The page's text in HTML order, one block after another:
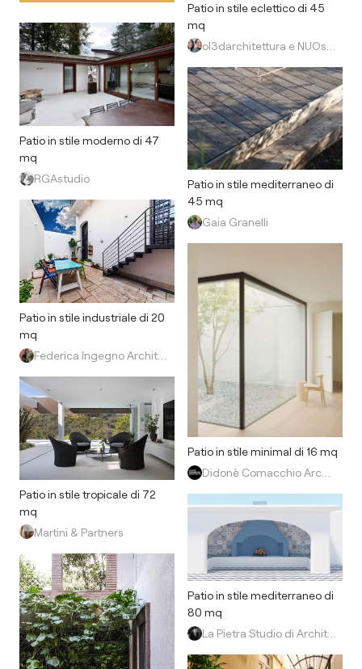
Patio in stile moderno di 47
mq
RGAstudio
Patio in stile industriale di 20
mq
Patio in stile tropicale di 72
mq
Martini & Partners
Patio in stile eclettico di 45
mq
Patio in stile mediterraneo di
45 mq
Gaia Granelli
Patio in stile minimal di 16 mq
Patio in stile mediterraneo di
80 mq